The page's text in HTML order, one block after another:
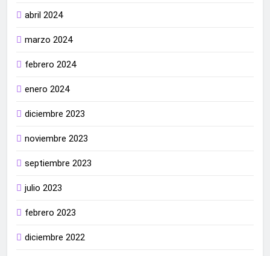
abril 2024
marzo 2024
febrero 2024
enero 2024
diciembre 2023
noviembre 2023
septiembre 2023
julio 2023
febrero 2023
diciembre 2022